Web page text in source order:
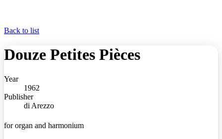
Back to list
Douze Petites Pièces
Year
1962
Publisher
di Arezzo
for organ and harmonium